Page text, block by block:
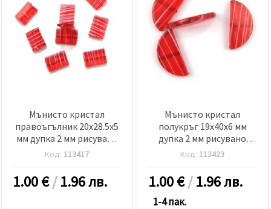
Мънисто кристал
правоъгълник 20x28.5x5
мм дупка 2 мм рисувано
МИКС -50 грама ~ 21 броя
Код: 113417
1.00€/1.96 лв.
Мънисто кристал
полукръг 19x40x6 мм
дупка 2 мм рисувано
бяло и червено -50 грама
~ 16 броя
Код: 113423
1.00€/1.96 лв.
1-4 пак.